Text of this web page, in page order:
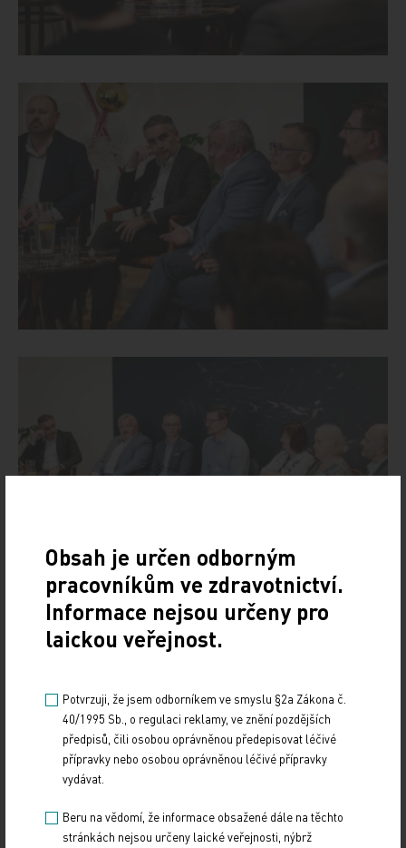
Obsah je určen odborným
pracovníkům ve zdravotnictví.
Informace nejsou určeny pro
laickou veřejnost.
Potvrzuji, že jsem odborníkem ve smyslu §2a Zákona č.
40/1995 Sb., o regulaci reklamy, ve znění pozdějších
předpisů, čili osobou oprávněnou předepisovat léčivé
přípravky nebo osobou oprávněnou léčivé přípravky
vydávat.
Beru na vědomí, že informace obsažené dále na těchto
stránkách nejsou určeny laické veřejnosti, nýbrž